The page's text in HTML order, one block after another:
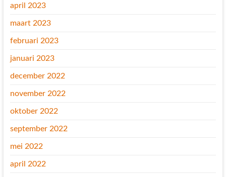
april 2023
maart 2023
februari 2023
januari 2023
december 2022
november 2022
oktober 2022
september 2022
mei 2022
april 2022